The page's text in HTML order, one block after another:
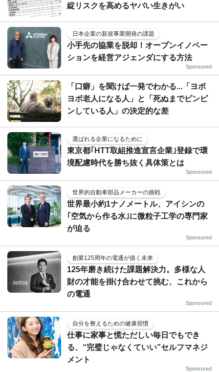
綻リスクを高めるヤバい生きがい
日本企業の新規事業開発の課題
小手先の協業を脱却！オープンイノベー
ションを経営アジェンダにする方法
Sponsored
「口癖」を聞けば一発でわかる...「ヨボ
ヨボ老人になる人」と「死ぬまでピンピ
ンしている人」の決定的な差
選ばれる企業になるために
東京都｢HTT取組推進宣言企業｣登録で環
境配慮時代を勝ち抜く具体策とは
Sponsored
世界的自動車部品メーカーの挑戦
世界最小約1ナノメートル、アイシンの
｢空気から作る水｣に微粒子工学の専門家
が迫る
Sponsored
創業125周年の電通が描く未来
125年磨き続けた課題解決力。多様な人
財の才能を掛け合わせて挑む、これから
の電通
Sponsored
自分を整えるための健康習慣
仕事に家事と慌ただしい毎日でもでき
る、“完璧じゃなくていい”セルフマネジ
メント
Sponsored